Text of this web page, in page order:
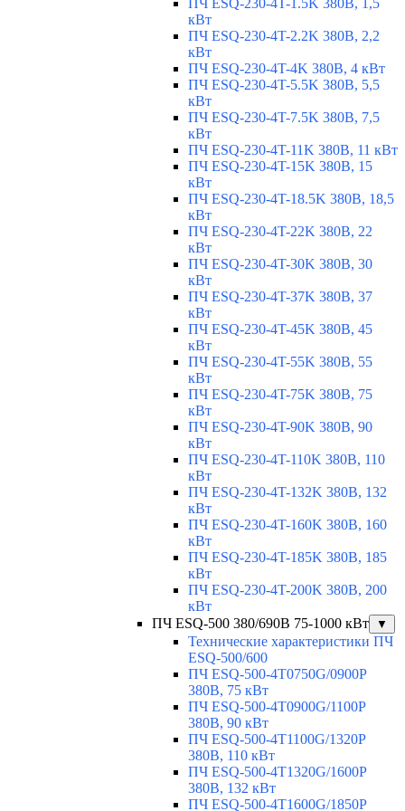
ПЧ ESQ-230-4T-1.5K 380В, 1,5
кВт
ПЧ ESQ-230-4T-2.2K 380В, 2,2
кВт
ПЧ ESQ-230-4T-4K 380В, 4 кВт
ПЧ ESQ-230-4T-5.5K 380В, 5,5
кВт
ПЧ ESQ-230-4T-7.5K 380В, 7,5
кВт
ПЧ ESQ-230-4T-11K 380В, 11 кВт
ПЧ ESQ-230-4T-15K 380В, 15
кВт
ПЧ ESQ-230-4T-18.5K 380В, 18,5
кВт
ПЧ ESQ-230-4T-22K 380В, 22
кВт
ПЧ ESQ-230-4T-30K 380В, 30
кВт
ПЧ ESQ-230-4T-37K 380В, 37
кВт
ПЧ ESQ-230-4T-45K 380В, 45
кВт
ПЧ ESQ-230-4T-55K 380В, 55
кВт
ПЧ ESQ-230-4T-75K 380В, 75
кВт
ПЧ ESQ-230-4T-90K 380В, 90
кВт
ПЧ ESQ-230-4T-110K 380В, 110
кВт
ПЧ ESQ-230-4T-132K 380В, 132
кВт
ПЧ ESQ-230-4T-160K 380В, 160
кВт
ПЧ ESQ-230-4T-185K 380В, 185
кВт
ПЧ ESQ-230-4T-200K 380В, 200
кВт
ПЧ ESQ-500 380/690В 75-1000 кВт
▼
Технические характеристики ПЧ
ESQ-500/600
ПЧ ESQ-500-4T0750G/0900P
380В, 75 кВт
ПЧ ESQ-500-4T0900G/1100P
380В, 90 кВт
ПЧ ESQ-500-4T1100G/1320P
380В, 110 кВт
ПЧ ESQ-500-4T1320G/1600P
380В, 132 кВт
ПЧ ESQ-500-4T1600G/1850P